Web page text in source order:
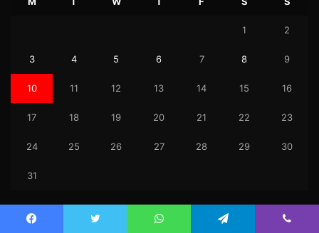
1 2
3 4 5 6 7 8 9
10 11 12 13 14 15 16
17 18 19 20 21 22 23
24 25 26 27 28 29 30
31
« Jul